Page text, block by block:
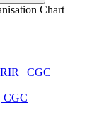
Chart
| CGC
CGC